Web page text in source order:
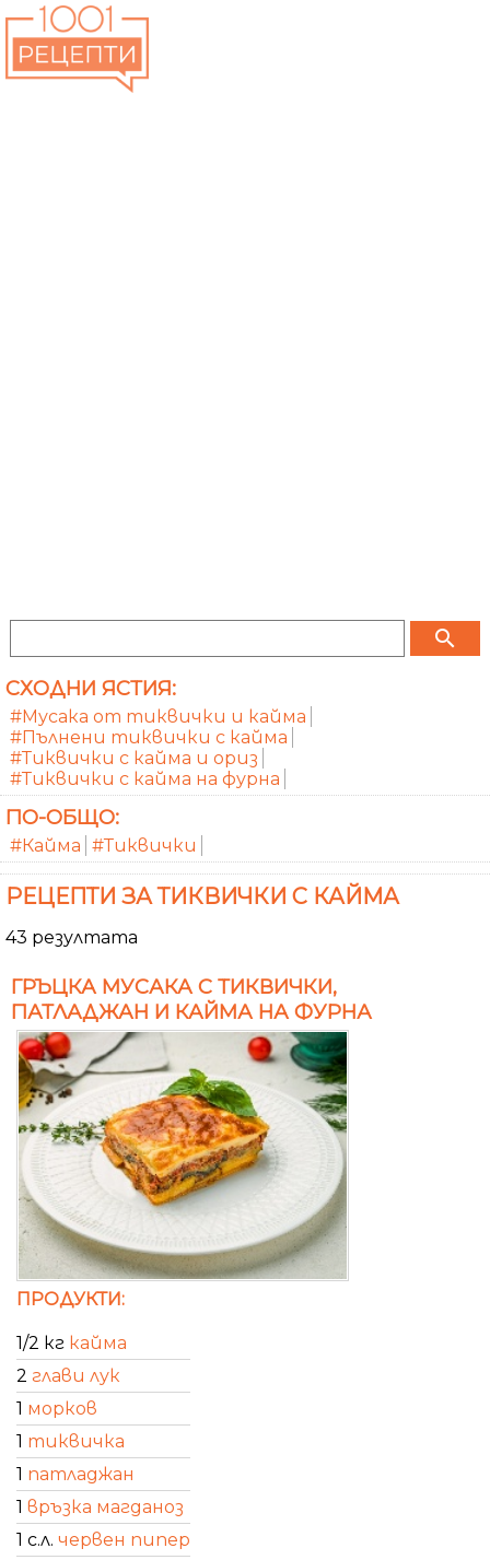
search
СХОДНИ ЯСТИЯ:
#Мусака от тиквички и кайма
#Пълнени тиквички с кайма
#Тиквички с кайма и ориз
#Тиквички с кайма на фурна
ПО-ОБЩО:
#Кайма #Тиквички
РЕЦЕПТИ ЗА ТИКВИЧКИ С КАЙМА
43 резултата
ГРЪЦКА МУСАКА С ТИКВИЧКИ,
ПАТЛАДЖАН И КАЙМА НА ФУРНА
ПРОДУКТИ:
1/2 кг кайма
2 глави лук
1 морков
1 тиквичка
1 патладжан
1 връзка магданоз
1 с.л. червен пипер